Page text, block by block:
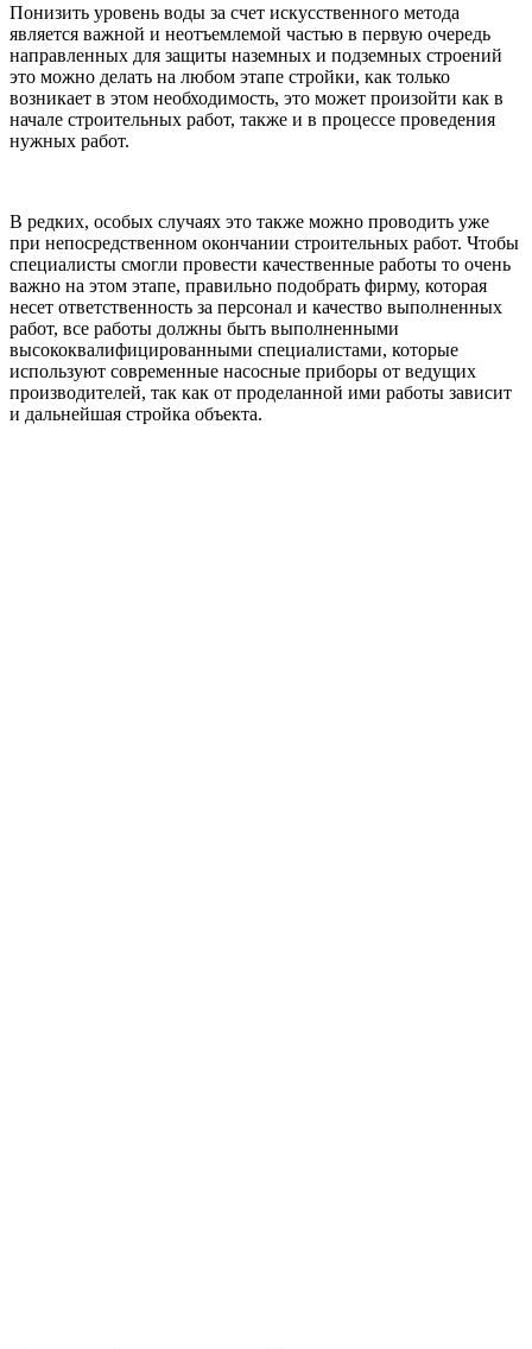
Понизить уровень воды за счет искусственного метода
является важной и неотъемлемой частью в первую очередь
направленных для защиты наземных и подземных строений
это можно делать на любом этапе стройки, как только
возникает в этом необходимость, это может произойти как в
начале строительных работ, также и в процессе проведения
нужных работ.
В редких, особых случаях это также можно проводить уже
при непосредственном окончании строительных работ. Чтобы
специалисты смогли провести качественные работы то очень
важно на этом этапе, правильно подобрать фирму, которая
несет ответственность за персонал и качество выполненных
работ, все работы должны быть выполненными
высококвалифицированными специалистами, которые
используют современные насосные приборы от ведущих
производителей, так как от проделанной ими работы зависит
и дальнейшая стройка объекта.